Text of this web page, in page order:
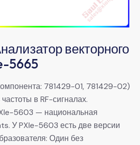
векторного
5665
781429-01, 781429-02)
в RF-сигналах.
5603 — национальная
У PXIe-5603 есть две версии
Один без